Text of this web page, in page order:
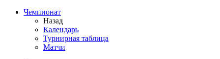
Чемпионат
Назад
Календарь
Турнирная таблица
Матчи